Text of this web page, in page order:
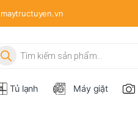
kiếm sản phẩm
Tủ lạnh Máy giặt